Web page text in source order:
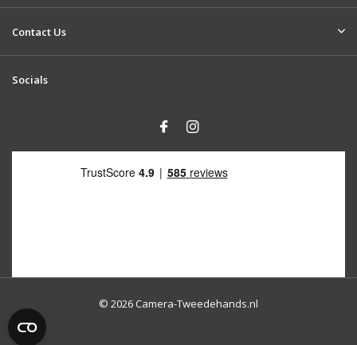
Contact Us
Socials
© 2026 Camera-Tweedehands.nl